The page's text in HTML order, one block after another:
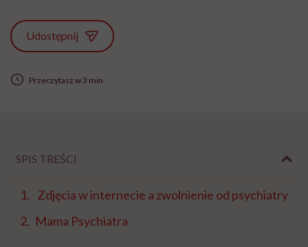
Udostępnij
Przeczytasz w 3 min
SPIS TREŚCI
Zdjęcia w internecie a zwolnienie od psychiatry
Mama Psychiatra